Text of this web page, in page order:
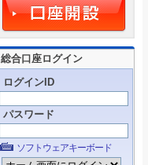
総合口座ログイン
ログインID
パスワード
ソフトウェアキーボード